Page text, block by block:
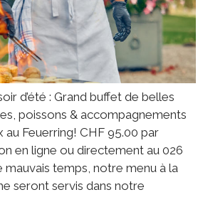
d’été : Grand buffet de belles
poissons & accompagnements
au Feuerring! CHF 95.00 par
en ligne ou directement au 026
mauvais temps, notre menu à la
seront servis dans notre